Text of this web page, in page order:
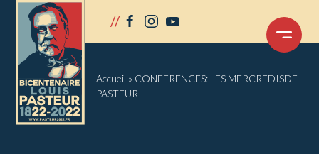
// facebook
instagram
youtube
OUVRIR
MENU
Accueil » CONFERENCES: LES MERCREDISDE
PASTEUR
Panneau de gestion des cookies